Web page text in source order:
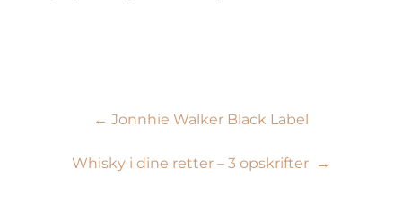
Indlægsnavigation
← Jonnhie Walker Black Label
Whisky i dine retter – 3 opskrifter →